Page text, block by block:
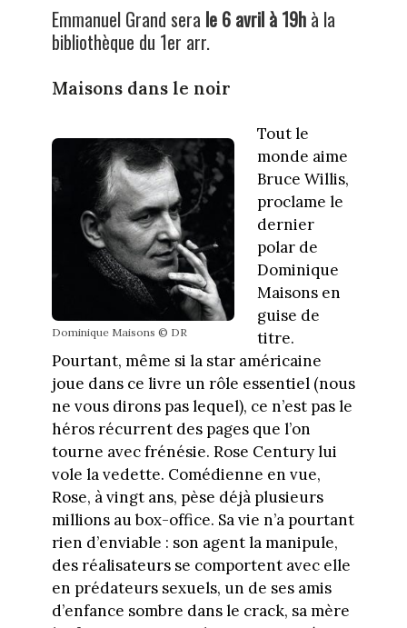
Emmanuel Grand sera le 6 avril à 19hà la
bibliothèque du 1er arr.
Maisons dans le noir
Dominique Maisons © DR
Tout le
monde aime
Bruce Willis,
proclame le
dernier
polar de
Dominique
Maisons en
guise de
titre.
Pourtant, même si la star américaine
joue dans ce livre un rôle essentiel (nous
ne vous dirons pas lequel), ce n’est pas le
héros récurrent des pages que l’on
tourne avec frénésie. Rose Century lui
vole la vedette. Comédienne en vue,
Rose, à vingt ans, pèse déjà plusieurs
millions au box-office. Sa vie n’a pourtant
rien d’enviable : son agent la manipule,
des réalisateurs se comportent avec elle
en prédateurs sexuels, un de ses amis
d’enfance sombre dans le crack, sa mère